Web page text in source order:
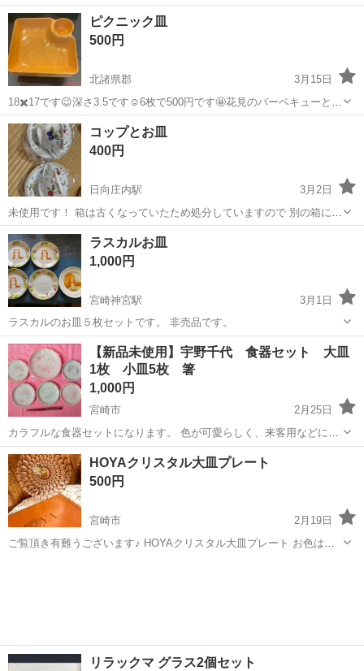
★赴任旅費会社負担◎20代～40代の男性活躍中★未経験活躍中！高時
給1,500円！《大分県中津市》 人気の工場のお仕事 ◇半導体装置内部
のシート製造◇ ＊クリー...
大分 中津市 東中津駅
ピクニック皿
500円
北諸県郡
3月15日
18✖️17です😉深さ3.5です☺️6枚で500円です🤩花見のバーベキューとか
にどうですか?
宮崎 北諸県郡 食器 ピクニック
コップとお皿
400円
日向庄内駅
3月2日
未使用です！ 箱は古くなっていたため処分していますので 別の箱に入
れてお渡しします！
宮崎 都城市 日向庄内駅
ラスカルお皿
1,000円
宮崎神宮駅
3月1日
ラスカルのお皿５枚セットです。 非売品です。
宮崎 宮崎市 宮崎神宮駅 食器 セット
【新品未使用】宇野千代 食器セット 大皿
1枚 小皿5枚 箸
1,000円
宮崎市
2月25日
カラフルな食器セットになります。 色が可愛らしく、来客用などにい
いかもしれません。 箱に入ってますので、箱ごとお渡しします。 サイ
ズ 小皿16cm 大皿24cm
宮崎 宮崎市 食器 食器セット
HOYAクリスタル大皿プレート
500円
宮崎市
2月19日
ご覧頂き有難うございます♪ HOYAクリスタル大皿プレート お色はピ
リラックマ グラス2個セット